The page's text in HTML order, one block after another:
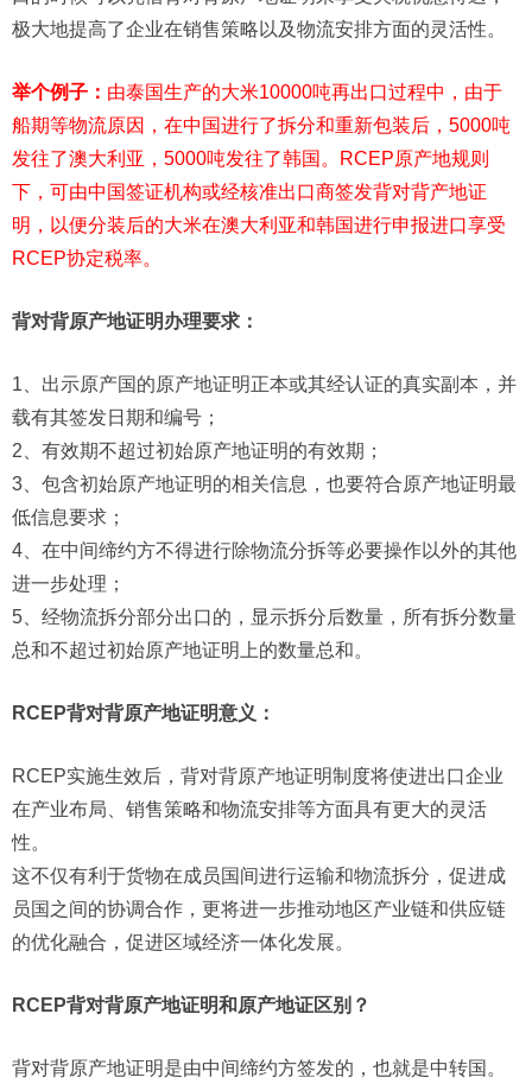
极大地提高了企业在销售策略以及物流安排方面的灵活性。
举个例子： 由泰国生产的大米10000吨再出口过程中，由于
船期等物流原因，在中国进行了拆分和重新包装后，5000吨
发往了澳大利亚，5000吨发往了韩国。RCEP原产地规则
下，可由中国签证机构或经核准出口商签发背对背产地证
明，以便分装后的大米在澳大利亚和韩国进行申报进口享受
RCEP协定税率。
背对背原产地证明办理要求：
1、出示原产国的原产地证明正本或其经认证的真实副本，并
载有其签发日期和编号；
2、有效期不超过初始原产地证明的有效期；
3、包含初始原产地证明的相关信息，也要符合原产地证明最
低信息要求；
4、在中间缔约方不得进行除物流分拆等必要操作以外的其他
进一步处理；
5、经物流拆分部分出口的，显示拆分后数量，所有拆分数量
总和不超过初始原产地证明上的数量总和。
RCEP背对背原产地证明意义：
RCEP实施生效后，背对背原产地证明制度将使进出口企业
在产业布局、销售策略和物流安排等方面具有更大的灵活
性。
这不仅有利于货物在成员国间进行运输和物流拆分，促进成
员国之间的协调合作，更将进一步推动地区产业链和供应链
的优化融合，促进区域经济一体化发展。
RCEP背对背原产地证明和原产地证区别？
背对背原产地证明是由中间缔约方签发的，也就是中转国。